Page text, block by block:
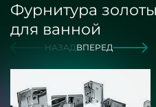
Фурнитура
для ванной
НАЗАДВПЕРЕД